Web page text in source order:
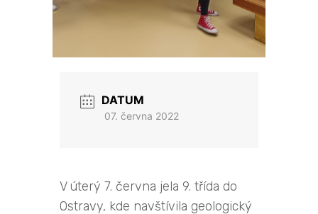
DATUM
07. června 2022
V úterý 7. června jela 9. třída do
Ostravy, kde navštívila geologický